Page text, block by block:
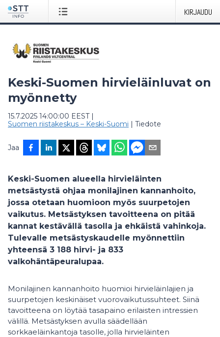
KIRJAUDU
Keski-Suomen hirvieläinluvat on
myönnetty
15.7.2025 14:00:00 EEST|
Suomen riistakeskus – Keski-Suomi | Tiedote
Jaa
Keski-Suomen alueella hirvieläinten
metsästystä ohjaa monilajinen kannanhoito,
jossa otetaan huomioon myös suurpetojen
vaikutus. Metsästyksen tavoitteena on pitää
kannat kestävällä tasolla ja ehkäistä vahinkoja.
Tulevalle metsästyskaudelle myönnettiin
yhteensä 3 188 hirvi- ja 833
valkohäntäpeuralupaa.
Monilajinen kannanhoito huomioi hirvieläinlajien ja
suurpetojen keskinäiset vuorovaikutussuhteet. Siinä
tavoitteena on löytää tasapaino erilaisten intressien
välillä. Metsästyksen avulla säädellään
sorkkaeläinkantoja tasolle, jolla hirvieläinten